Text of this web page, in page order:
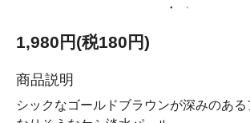
1,980円(税180円)
商品説明
シックなゴールドブラウンが深みのあ